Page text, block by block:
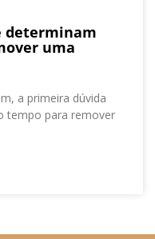
determinam
uma
a primeira dúvida
tempo para remover